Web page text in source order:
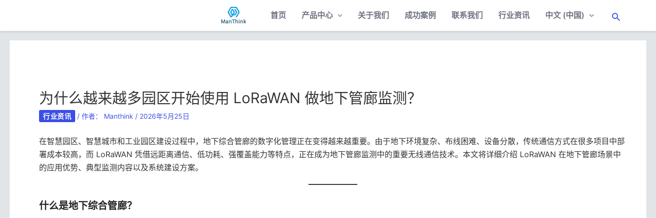
容
首页 产品中心 关于我们 成功案例 联系我们 行业资讯 中文 (中国)
搜
索
为什么越来越多园区开始使用 LoRaWAN 做地下管廊监测？
行业资讯 / 作者： Manthink / 2026年5月25日
在智慧园区、智慧城市和工业园区建设过程中，地下综合管廊的数字化管理正在变得越来越重要。由于地下环境复杂、布线困难、设备分散，传统通信方式在很多项目中部
署成本较高，而 LoRaWAN 凭借远距离通信、低功耗、强覆盖能力等特点，正在成为地下管廊监测中的重要无线通信技术。本文将详细介绍 LoRaWAN 在地下管廊场景中
的应用优势、典型监测内容以及系统建设方案。
什么是地下综合管廊？